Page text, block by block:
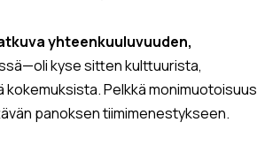
yhteenkuuluvuuden,
kyse sitten kulttuurista,
Pelkkä monimuotoisuus
panoksen tiimimenestykseen.